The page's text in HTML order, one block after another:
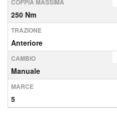
COPPIA MASSIMA
250 Nm
TRAZIONE
Anteriore
CAMBIO
Manuale
MARCE
5